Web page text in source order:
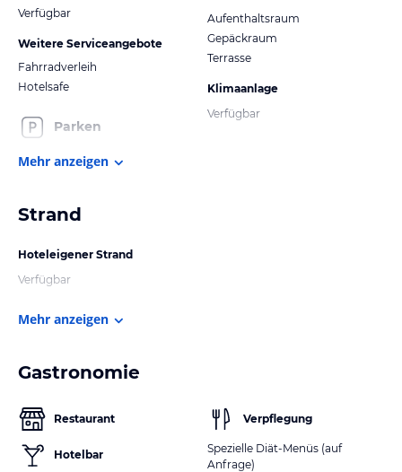
Verfügbar
Weitere Serviceangebote
Fahrradverleih
Hotelsafe
Parken
Aufenthaltsraum
Gepäckraum
Terrasse
Klimaanlage
Verfügbar
Mehr anzeigen
Strand
Hoteleigener Strand
Verfügbar
Mehr anzeigen
Gastronomie
Restaurant
Hotelbar
Verpflegung
Spezielle Diät-Menüs (auf
Anfrage)